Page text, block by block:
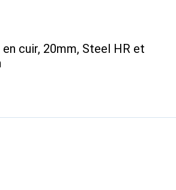
cuir, 20mm, Steel HR et